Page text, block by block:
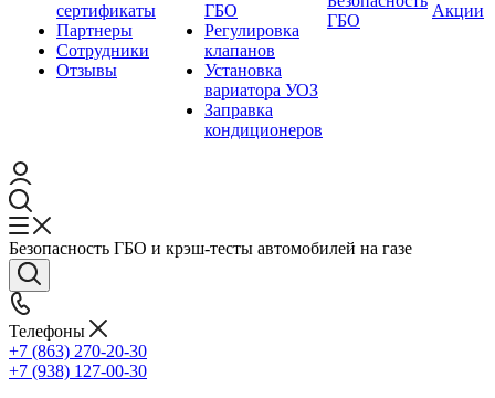
сертификаты
Партнеры
Сотрудники
Отзывы
ГБО
Регулировка
клапанов
Установка
вариатора УОЗ
Заправка
кондиционеров
ГБО
Акции
Безопасность ГБО и крэш-тесты автомобилей на газе
Телефоны
+7 (863) 270-20-30
+7 (938) 127-00-30